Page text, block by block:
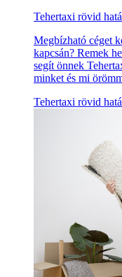
Tehertaxi rövid
Megbízható céget
kapcsán? Remek
segít önnek
minket és mi
Tehertaxi rövid